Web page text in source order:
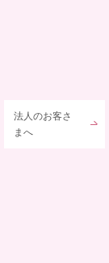
法人のお客さ
まへ